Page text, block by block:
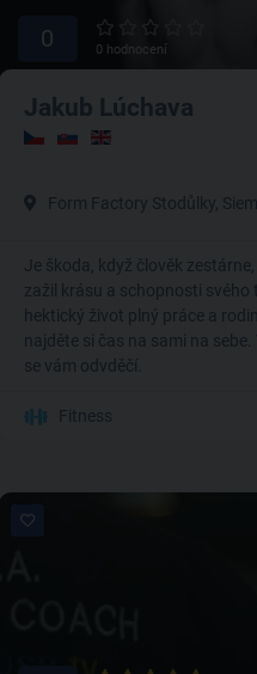
0 0 hodnocení
Jakub Lúchava
Form Factory Stodůlky,
Je škoda, když člověk
zažil krásu a schopnosti svého
hektický život plný práce a
najděte si čas na sami na sebe.
se vám odvděčí.
Fitness